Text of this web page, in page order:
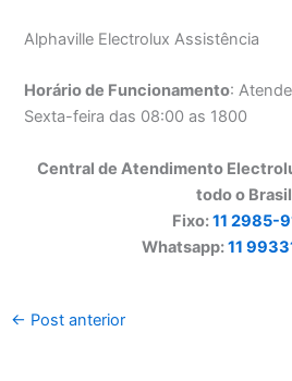
Alphaville Electrolux Assistência
Horário de Funcionamento:
Sexta-feira das 08:00 as 1800
Central de Atendimento
todo o Brasil
Fixo:11 2985-
Whatsapp:11
← Post anterior